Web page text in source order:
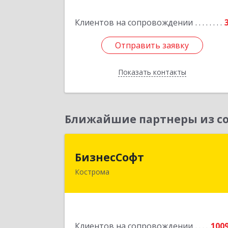
Клиентов на сопровождении
Отправить заявку
Показать контакты
Отправить заявку
Назад
Ближайшие партнеры из
БизнесСофт
Кострома
156016, Костромская обл, Кострома г,